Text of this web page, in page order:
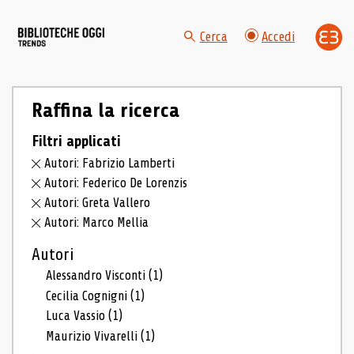
Cerca Accedi
Raffina la ricerca
Filtri applicati
Autori: Fabrizio Lamberti
Autori: Federico De Lorenzis
Autori: Greta Vallero
Autori: Marco Mellia
Autori
Alessandro Visconti(1)
Cecilia Cognigni(1)
Luca Vassio(1)
Maurizio Vivarelli(1)